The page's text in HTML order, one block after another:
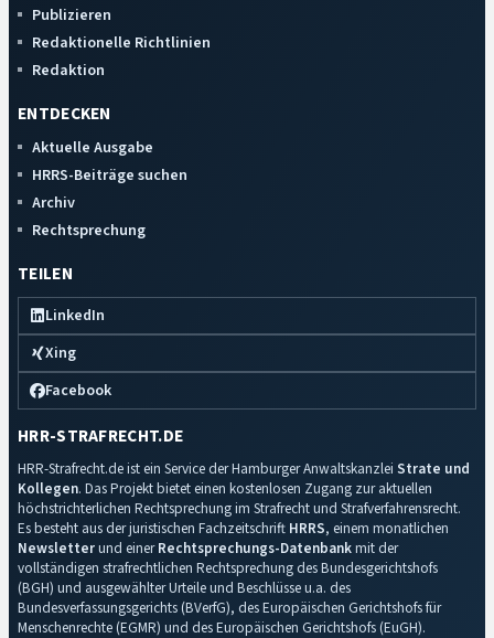
Publizieren
Redaktionelle Richtlinien
Redaktion
ENTDECKEN
Aktuelle Ausgabe
HRRS-Beiträge suchen
Archiv
Rechtsprechung
TEILEN
LinkedIn
Xing
Facebook
HRR-STRAFRECHT.DE
HRR-Strafrecht.de ist ein Service der Hamburger Anwaltskanzlei Strate und
Kollegen. Das Projekt bietet einen kostenlosen Zugang zur aktuellen
höchstrichterlichen Rechtsprechung im Strafrecht und Strafverfahrensrecht.
Es besteht aus der juristischen Fachzeitschrift HRRS, einem monatlichen
Newsletterund einerRechtsprechungs-Datenbankmit der
vollständigen strafrechtlichen Rechtsprechung des Bundesgerichtshofs
(BGH) und ausgewählter Urteile und Beschlüsse u.a. des
Bundesverfassungsgerichts (BVerfG), des Europäischen Gerichtshofs für
Menschenrechte (EGMR) und des Europäischen Gerichtshofs (EuGH).